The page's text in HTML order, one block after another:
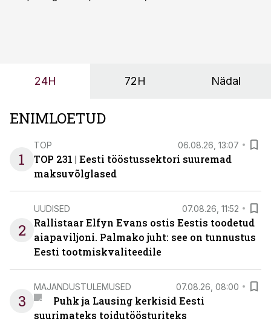
24H 72H Nädal
ENIMLOETUD
1
TOP 06.08.26, 13:07
TOP 231 | Eesti tööstussektori suuremad
maksuvõlglased
2
UUDISED 07.08.26, 11:52
Rallistaar Elfyn Evans ostis Eestis toodetud
aiapaviljoni. Palmako juht: see on tunnustus
Eesti tootmiskvaliteedile
3
MAJANDUSTULEMUSED 07.08.26, 08:00
Puhk ja Lausing kerkisid Eesti
suurimateks toidutöösturiteks